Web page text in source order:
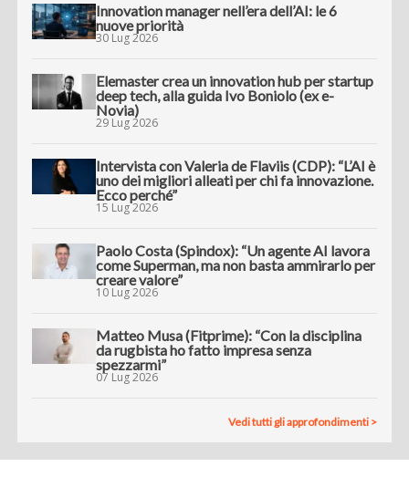
Innovation manager nell’era dell’AI: le 6
nuove priorità
30 Lug 2026
Elemaster crea un innovation hub per startup
deep tech, alla guida Ivo Boniolo (ex e-
Novia)
29 Lug 2026
Intervista con Valeria de Flaviis (CDP): “L’AI è
uno dei migliori alleati per chi fa innovazione.
Ecco perché”
15 Lug 2026
Paolo Costa (Spindox): “Un agente AI lavora
come Superman, ma non basta ammirarlo per
creare valore”
10 Lug 2026
Matteo Musa (Fitprime): “Con la disciplina
da rugbista ho fatto impresa senza
spezzarmi”
07 Lug 2026
Vedi tutti gli approfondimenti >